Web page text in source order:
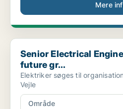
Mere
Senior Electrical Engineer for
Senior Electrical
future gr...
Elektriker søges til
Vejle
Område